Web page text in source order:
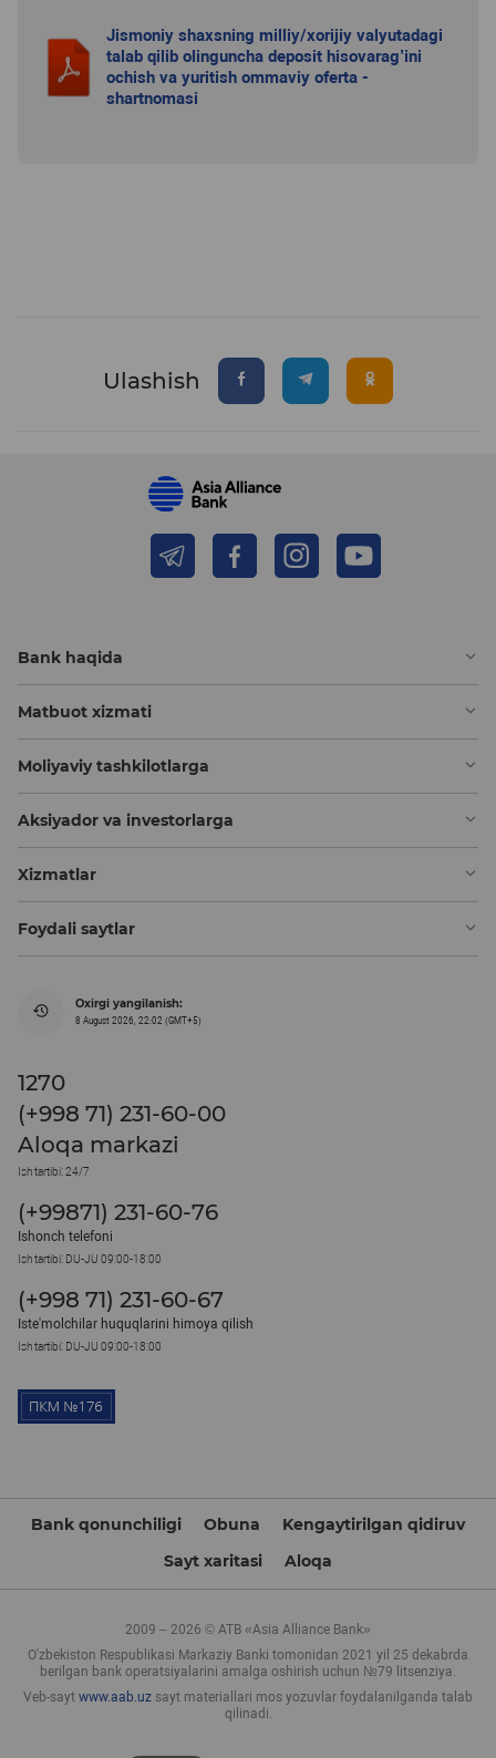
Jismoniy shaxsning milliy/xorijiy valyutadagi
talab qilib olinguncha deposit hisovarag’ini
ochish va yuritish ommaviy oferta -
shartnomasi
Ulashish
Bank haqida
Matbuot xizmati
Moliyaviy tashkilotlarga
Aksiyador va investorlarga
Xizmatlar
Foydali saytlar
Oxirgi yangilanish:
8 August 2026, 22:02 (GMT+5)
1270
(+998 71) 231-60-00
Aloqa markazi
Ish tartibi: 24/7
(+99871) 231-60-76
Ishonch telefoni
Ish tartibi: DU-JU 09:00-18:00
(+998 71) 231-60-67
Iste'molchilar huquqlarini himoya qilish
Ish tartibi: DU-JU 09:00-18:00
Bank qonunchiligi Obuna
Kengaytirilgan qidiruv
Sayt xaritasi
Aloqa
2009 – 2026 © ATB «Asia Alliance Bank»
O'zbekiston Respublikasi Markaziy Banki tomonidan 2021 yil 25 dekabrda
berilgan bank operatsiyalarini amalga oshirish uchun №79 litsenziya.
Veb-sayt www.aab.uz sayt materiallari mos yozuvlar foydalanilganda talab
qilinadi.